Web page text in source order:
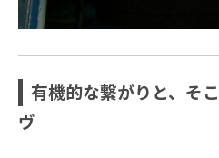
有機的な繋がりと、そ
ヴ